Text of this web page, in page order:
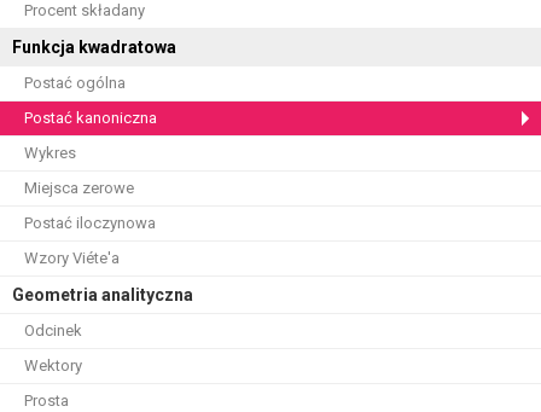
Procent składany
Funkcja kwadratowa
Postać ogólna
Postać kanoniczna
Wykres
Miejsca zerowe
Postać iloczynowa
Wzory Viéte'a
Geometria analityczna
Odcinek
Wektory
Prosta